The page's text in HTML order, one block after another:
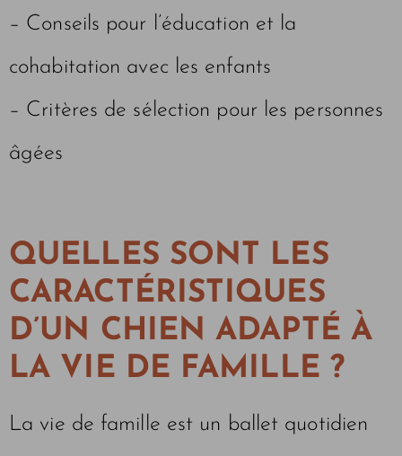
– Conseils pour l’éducation et la
cohabitation avec les enfants
– Critères de sélection pour les personnes
âgées
QUELLES SONT LES
CARACTÉRISTIQUES
D’UN CHIEN ADAPTÉ À
LA VIE DE FAMILLE ?
La vie de famille est un ballet quotidien